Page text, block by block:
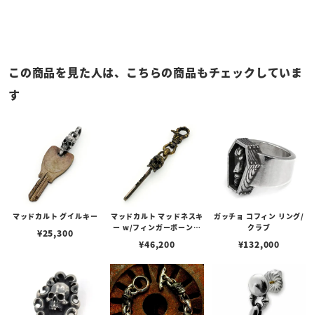
この商品を見た人は、こちらの商品もチェックしていま
す
マッドカルト グイルキー
¥25,300
マッドカルト マッドネスキ
ー w/フィンガーボーンク
¥46,200
ガッチョ コフィン リング/
クラブ
¥132,000